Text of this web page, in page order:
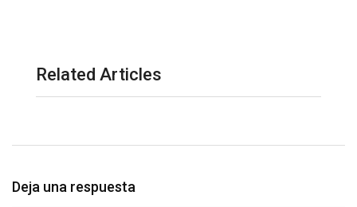
Related Articles
Deja una respuesta